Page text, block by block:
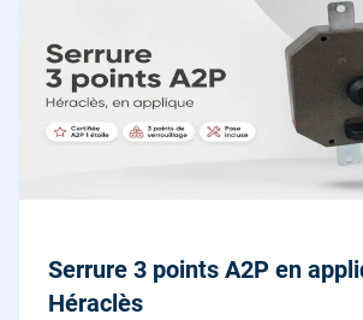
Serrure 3 points A2P en
Héraclès